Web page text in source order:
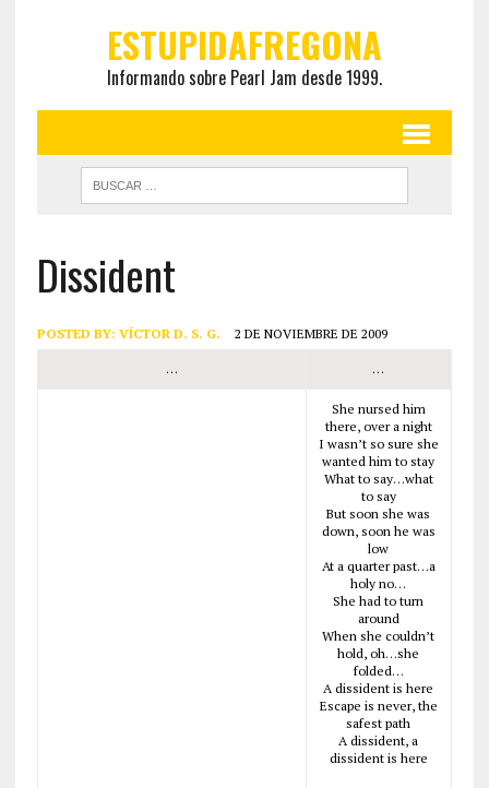
ESTUPIDAFREGONA
Informando sobre Pearl Jam desde 1999.
Dissident
POSTED BY: VÍCTOR D. S. G. 2 DE NOVIEMBRE DE 2009
… …
She nursed him
there, over a night
I wasn’t so sure she
wanted him to stay
What to say…what
to say
But soon she was
down, soon he was
low
At a quarter past…a
holy no…
She had to turn
around
When she couldn’t
hold, oh…she
folded…
A dissident is here
Escape is never, the
safest path
A dissident, a
dissident is here